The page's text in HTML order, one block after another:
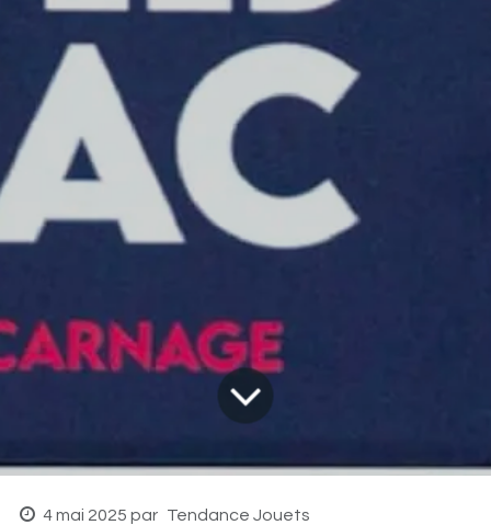
4 mai 2025 par Tendance Jouets